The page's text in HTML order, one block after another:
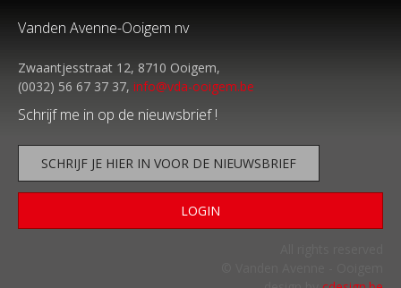
Vanden Avenne-Ooigem nv
Zwaantjesstraat 12, 8710 Ooigem,
(0032) 56 67 37 37, info@vda-ooigem.be
Schrijf me in op de nieuwsbrief !
SCHRIJF JE HIER IN VOOR DE NIEUWSBRIEF
LOGIN